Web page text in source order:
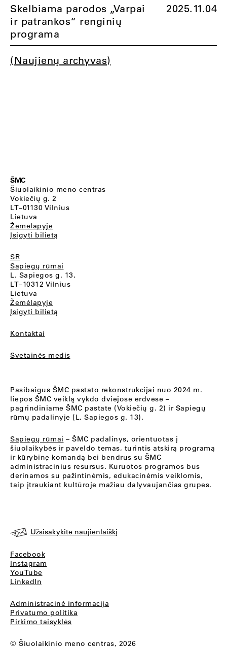
Skelbiama parodos „Varpai
ir patrankos“ renginių
programa
2025.11.04
(Naujienų archyvas)
ŠMC
Šiuolaikinio meno centras
Vokiečių g. 2
LT–01130 Vilnius
Lietuva
Žemėlapyje
Įsigyti bilietą
SR
Sapiegų rūmai
L. Sapiegos g. 13,
LT–10312 Vilnius
Lietuva
Žemėlapyje
Įsigyti bilietą
Kontaktai
Svetainės medis
Pasibaigus ŠMC pastato rekonstrukcijai nuo 2024 m.
liepos ŠMC veiklą vykdo dviejose erdvėse –
pagrindiniame ŠMC pastate (Vokiečių g. 2) ir Sapiegų
rūmų padalinyje (L. Sapiegos g. 13).
Sapiegų rūmai – ŠMC padalinys, orientuotas į
šiuolaikybės ir paveldo temas, turintis atskirą programą
ir kūrybinę komandą bei bendrus su ŠMC
administracinius resursus. Kuruotos programos bus
derinamos su pažintinėmis, edukacinėmis veiklomis,
taip įtraukiant kultūroje mažiau dalyvaujančias grupes.
Užsisakykite naujienlaiškį
Facebook
Instagram
YouTube
LinkedIn
Administracinė informacija
Privatumo politika
Pirkimo taisyklės
© Šiuolaikinio meno centras, 2026